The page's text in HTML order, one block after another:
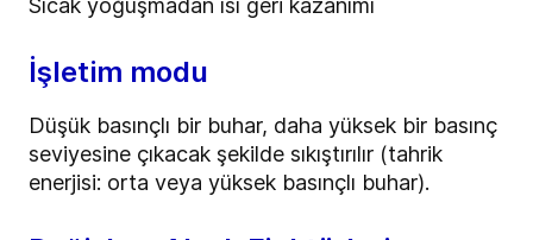
Sıcak yoğuşmadan ısı geri kazanımı
İşletim modu
Düşük basınçlı bir buhar, daha yüksek bir basınç
seviyesine çıkacak şekilde sıkıştırılır (tahrik
enerjisi: orta veya yüksek basınçlı buhar).